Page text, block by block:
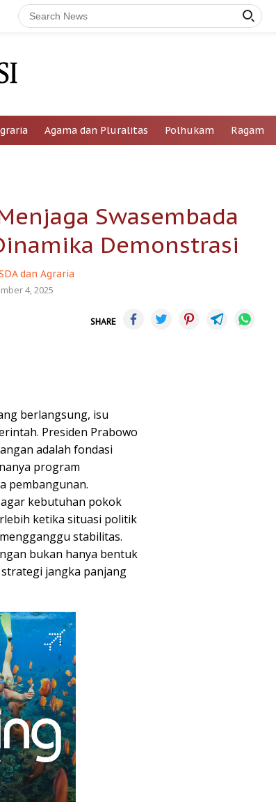
Agama dan Pluralitas Polhukam Ragam
Swasembada
Demonstrasi
dan Agraria
4, 2025
SHARE
berlangsung, isu
Presiden Prabowo
adalah fondasi
program
pembangunan.
kebutuhan pokok
ketika situasi politik
stabilitas.
bukan hanya bentuk
jangka panjang